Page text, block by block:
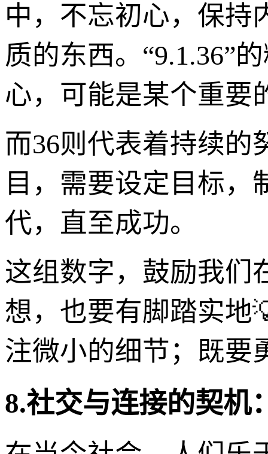
中，不忘初心，保持
质的东西。“9.1.36”
心，可能是某个重要
而36则代表着持续的
目，需要设定目标
代，直至成功。
这组数字，鼓励我们
想，也要有脚踏实地
注微小的细节；既要
8.社交与连接的契机